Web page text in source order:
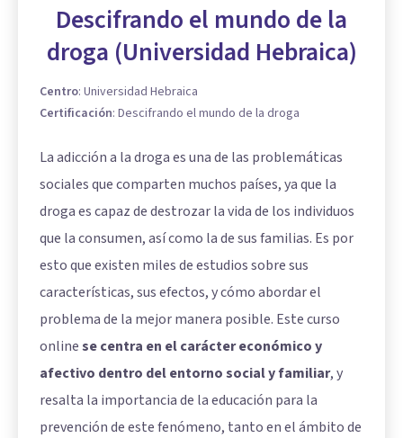
Descifrando el mundo de la
droga (Universidad Hebraica)
Centro: Universidad Hebraica
Certificación: Descifrando el mundo de la droga
La adicción a la droga es una de las problemáticas
sociales que comparten muchos países, ya que la
droga es capaz de destrozar la vida de los individuos
que la consumen, así como la de sus familias. Es por
esto que existen miles de estudios sobre sus
características, sus efectos, y cómo abordar el
problema de la mejor manera posible. Este curso
onlinese centra en el carácter económico y
afectivo dentro del entorno social y familiar, y
resalta la importancia de la educación para la
prevención de este fenómeno, tanto en el ámbito de